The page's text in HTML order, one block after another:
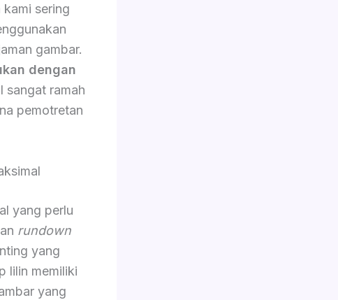
kami sering
gambar.
dengan
sangat ramah
pemotretan
yang perlu
rundown
yang
lilin memiliki
yang